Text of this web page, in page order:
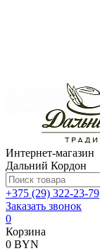
Интернет-магазин
Дальний Кордон
+375 (29) 322-23-79
Заказать звонок
0
Корзина
0 BYN